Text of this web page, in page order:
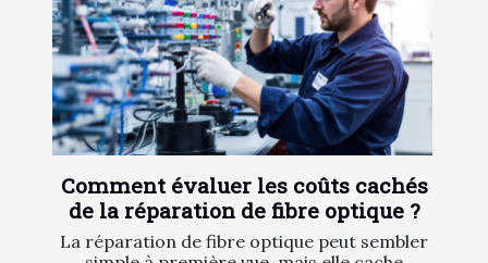
Comment évaluer les coûts cachés
de la réparation de fibre optique ?
La réparation de fibre optique peut sembler